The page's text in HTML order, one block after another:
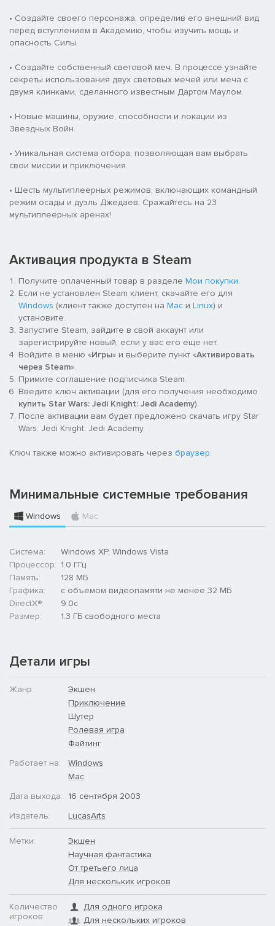
• Создайте своего персонажа, определив его внешний вид
перед вступлением в Академию, чтобы изучить мощь и
опасность Силы.
• Создайте собственный световой меч. В процессе узнайте
секреты использования двух световых мечей или меча с
двумя клинками, сделанного известным Дартом Маулом.
• Новые машины, оружие, способности и локации из
Звездных Войн.
• Уникальная система отбора, позволяющая вам выбрать
свои миссии и приключения.
• Шесть мультиплеерных режимов, включающих командный
режим осады и дуэль Джедаев. Сражайтесь на 23
мультиплеерных аренах!
Активация продукта в Steam
Получите оплаченный товар в разделе Мои покупки.
Если не установлен Steam клиент, скачайте его для
Windows (клиент также доступен на Mac и Linux) и
установите.
Запустите Steam, зайдите в свой аккаунт или
зарегистрируйте новый, если у вас его еще нет.
Войдите в меню «Игры» и выберите пункт «Активировать
через Steam».
Примите соглашение подписчика Steam.
Введите ключ активации (для его получения необходимо
купить Star Wars: Jedi Knight: Jedi Academy).
После активации вам будет предложено скачать игру Star
Wars: Jedi Knight: Jedi Academy.
Ключ также можно активировать через браузер.
Минимальные системные требования
Windows Mac
Система:
Windows XP, Windows Vista
Процессор: 1.0 ГГц
Память:
128 MБ
Графика:
с объемом видеопамяти не менее 32 МБ
DirectX®:
9.0c
Размер:
1.3 ГБ свободного места
Детали игры
Жанр:
Экшен
Приключение
Шутер
Ролевая игра
Файтинг
Работает на:
Windows
Mac
Дата выхода:
16 сентября 2003
Издатель:
LucasArts
Метки:
Экшен
Научная фантастика
От третьего лица
Для нескольких игроков
Количество
игроков:
Для одного игрока
Для нескольких игроков